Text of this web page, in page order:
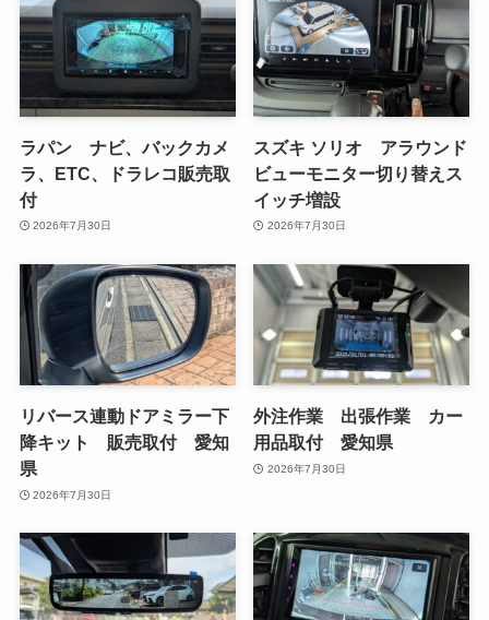
ラパン ナビ、バックカメ
ラ、ETC、ドラレコ販売取
付
2026年7月30日
スズキ ソリオ アラウンド
ビューモニター切り替えス
イッチ増設
2026年7月30日
リバース連動ドアミラー下
降キット 販売取付 愛知
県
2026年7月30日
外注作業 出張作業 カー
用品取付 愛知県
2026年7月30日